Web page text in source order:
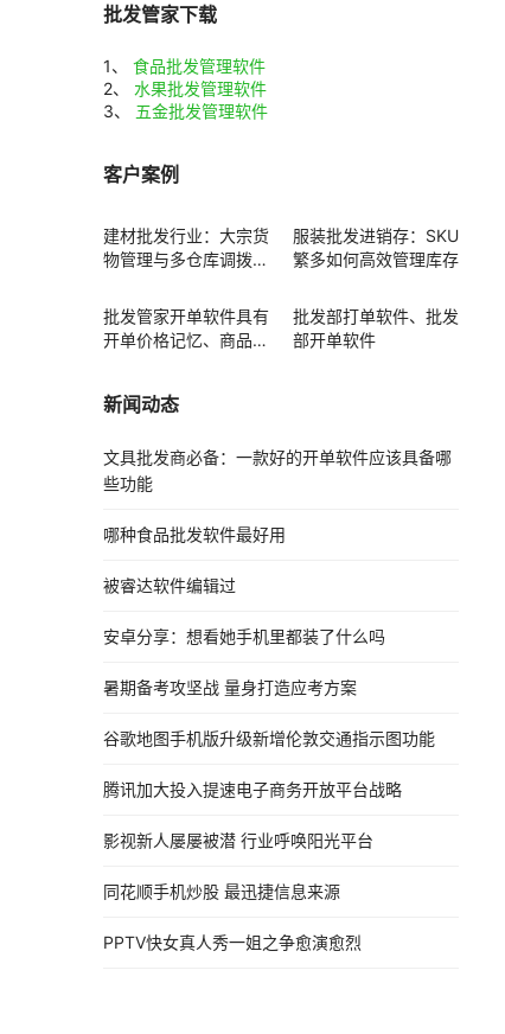
批发管家下载
1、 食品批发管理软件
2、 水果批发管理软件
3、 五金批发管理软件
客户案例
建材批发行业：大宗货
物管理与多仓库调拨方
服装批发进销存：SKU
繁多如何高效管理库存
批发管家开单软件具有
开单价格记忆、商品赠
批发部打单软件、批发
部开单软件
新闻动态
文具批发商必备：一款好的开单软件应该具备哪
些功能
哪种食品批发软件最好用
被睿达软件编辑过
安卓分享：想看她手机里都装了什么吗
暑期备考攻坚战 量身打造应考方案
谷歌地图手机版升级新增伦敦交通指示图功能
腾讯加大投入提速电子商务开放平台战略
影视新人屡屡被潜 行业呼唤阳光平台
同花顺手机炒股 最迅捷信息来源
PPTV快女真人秀一姐之争愈演愈烈